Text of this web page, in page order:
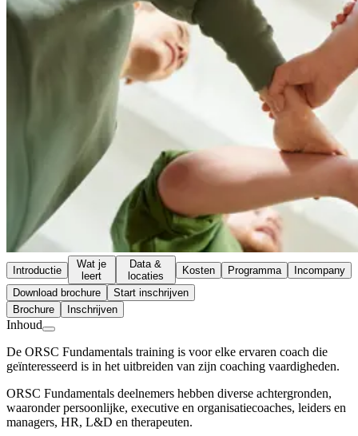
Introductie
Wat je
leert
Data &
locaties
Kosten Programma
Incompany
Download brochure
Start inschrijven
Brochure
Inschrijven
Inhoud
De ORSC Fundamentals training is voor elke ervaren coach die
geïnteresseerd is in het uitbreiden van zijn coaching vaardigheden.
ORSC Fundamentals deelnemers hebben diverse achtergronden,
waaronder persoonlijke, executive en organisatiecoaches, leiders en
managers, HR, L&D en therapeuten.